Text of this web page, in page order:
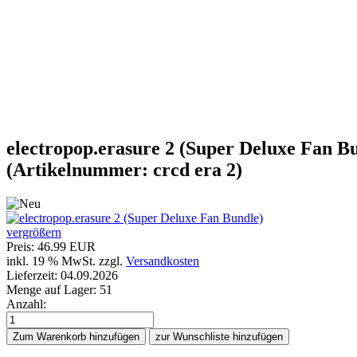
electropop.erasure 2 (Super Deluxe Fan
(Artikelnummer: crcd era 2)
vergrößern
Preis: 46.99 EUR
inkl. 19 % MwSt. zzgl. Versandkosten
Lieferzeit: 04.09.2026
Menge auf Lager: 51
Anzahl: